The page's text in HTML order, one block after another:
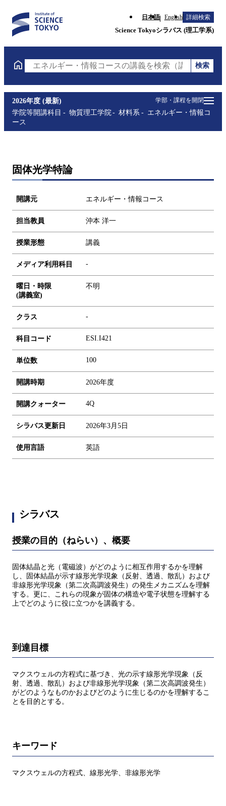
日本語 English 詳細検索
Science Tokyoシラバス (理工学系)
エネルギー・情報コースの講義を検索（講義名・科
検索
学部・課程を開閉
2026年度 (最新)
学院等開講科目
物質理工学院 材料系
エネルギー・情報コ
ース
固体光学特論
開講元 エネルギー・情報コース
担当教員 沖本 洋一
授業形態 講義
メディア利用科目 -
曜日・時限
(講義室)
不明
クラス -
科目コード ESI.I421
単位数 100
開講時期 2026年度
開講クォーター 4Q
シラバス更新日 2026年3月5日
使用言語 英語
シラバス
授業の目的（ねらい）、概要
固体結晶と光（電磁波）がどのように相互作用するかを理解
し、固体結晶が示す線形光学現象（反射、透過、散乱）および
非線形光学現象（第二次高調波発生）の発生メカニズムを理解
する。更に、これらの現象が固体の構造や電子状態を理解する
上でどのように役に立つかを講義する。
到達目標
マクスウェルの方程式に基づき、光の示す線形光学現象（反
射、透過、散乱）および非線形光学現象（第二次高調波発生）
がどのようなものかおよびどのように生じるのかを理解するこ
とを目的とする。
キーワード
マクスウェルの方程式、線形光学、非線形光学